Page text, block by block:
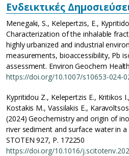
Ενδεικτικές
Menegaki, S., Kelepertzis, E.,
Characterization of the inhalable
highly urbanized and industrial
measurements, bioaccessibility, Pb
assessment. Environ Geochem
https://doi.org/10.1007/s10653-024-
Kypritidou Z., Kelepertzis E., Kritikos
Kostakis M., Vassilakis E.,
(2024) Geochemistry and origin of
river sediment and surface water in
STOTEN 927, P. 172250
https://doi.org/10.1016/